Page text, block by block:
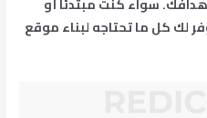
سواء كنت مبتدئًا أو
لك كل ما تحتاجه لبناء موقع